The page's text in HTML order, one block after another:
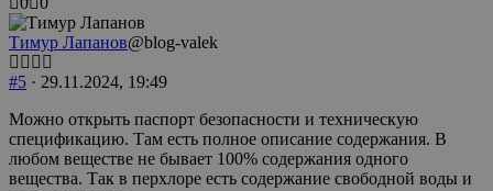
-
палец
вниз.
-
палец
вверх.
Тимур Лапанов@blog-valek
#5 · 29.11.2024, 19:49
Можно открыть паспорт безопасности и техническую
спецификацию. Там есть полное описание содержания. В
любом веществе не бывает 100% содержания одного
вещества. Так в перхлоре есть содержание свободной воды и